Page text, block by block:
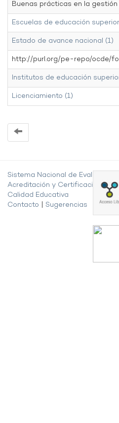
Buenas prácticas en la gestión
Escuelas de educación
Estado de avance nacional (1)
http://purl.org/pe-repo/ocde/
Institutos de educación
Licenciamiento (1)
Sistema Nacional de Evaluación,
Acreditación y Certificación de la
Calidad Educativa
Contacto
Sugerencias